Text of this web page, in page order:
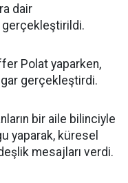
dair
Polat yaparken,
gerçekleştirdi.
bir aile bilinciyle
yaparak, küresel
mesajları verdi.